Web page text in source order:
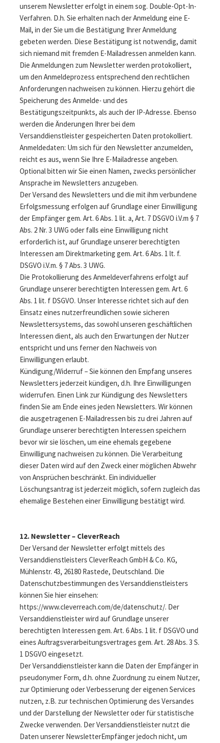
unserem Newsletter erfolgt in einem sog. Double-Opt-In-
Verfahren. D.h. Sie erhalten nach der Anmeldung eine E-
Mail, in der Sie um die Bestätigung Ihrer Anmeldung
gebeten werden. Diese Bestätigung ist notwendig, damit
sich niemand mit fremden E-Mailadressen anmelden kann.
Die Anmeldungen zum Newsletter werden protokolliert,
um den Anmeldeprozess entsprechend den rechtlichen
Anforderungen nachweisen zu können. Hierzu gehört die
Speicherung des Anmelde- und des
Bestätigungszeitpunkts, als auch der IP-Adresse. Ebenso
werden die Änderungen Ihrer bei dem
Versanddienstleister gespeicherten Daten protokolliert.
Anmeldedaten: Um sich für den Newsletter anzumelden,
reicht es aus, wenn Sie Ihre E-Mailadresse angeben.
Optional bitten wir Sie einen Namen, zwecks persönlicher
Ansprache im Newsletters anzugeben.
Der Versand des Newsletters und die mit ihm verbundene
Erfolgsmessung erfolgen auf Grundlage einer Einwilligung
der Empfänger gem. Art. 6 Abs. 1 lit. a, Art. 7 DSGVO i.V.m § 7
Abs. 2 Nr. 3 UWG oder falls eine Einwilligung nicht
erforderlich ist, auf Grundlage unserer berechtigten
Interessen am Direktmarketing gem. Art. 6 Abs. 1 lt. f.
DSGVO i.V.m. § 7 Abs. 3 UWG.
Die Protokollierung des Anmeldeverfahrens erfolgt auf
Grundlage unserer berechtigten Interessen gem. Art. 6
Abs. 1 lit. f DSGVO. Unser Interesse richtet sich auf den
Einsatz eines nutzerfreundlichen sowie sicheren
Newslettersystems, das sowohl unseren geschäftlichen
Interessen dient, als auch den Erwartungen der Nutzer
entspricht und uns ferner den Nachweis von
Einwilligungen erlaubt.
Kündigung/Widerruf – Sie können den Empfang unseres
Newsletters jederzeit kündigen, d.h. Ihre Einwilligungen
widerrufen. Einen Link zur Kündigung des Newsletters
finden Sie am Ende eines jeden Newsletters. Wir können
die ausgetragenen E-Mailadressen bis zu drei Jahren auf
Grundlage unserer berechtigten Interessen speichern
bevor wir sie löschen, um eine ehemals gegebene
Einwilligung nachweisen zu können. Die Verarbeitung
dieser Daten wird auf den Zweck einer möglichen Abwehr
von Ansprüchen beschränkt. Ein individueller
Löschungsantrag ist jederzeit möglich, sofern zugleich das
ehemalige Bestehen einer Einwilligung bestätigt wird.
12. Newsletter – CleverReach
Der Versand der Newsletter erfolgt mittels des
Versanddienstleisters CleverReach GmbH & Co. KG,
Mühlenstr. 43, 26180 Rastede, Deutschland. Die
Datenschutzbestimmungen des Versanddienstleisters
können Sie hier einsehen:
https://www.cleverreach.com/de/datenschutz/. Der
Versanddienstleister wird auf Grundlage unserer
berechtigten Interessen gem. Art. 6 Abs. 1 lit. f DSGVO und
eines Auftragsverarbeitungsvertrages gem. Art. 28 Abs. 3 S.
1 DSGVO eingesetzt.
Der Versanddienstleister kann die Daten der Empfänger in
pseudonymer Form, d.h. ohne Zuordnung zu einem Nutzer,
zur Optimierung oder Verbesserung der eigenen Services
nutzen, z.B. zur technischen Optimierung des Versandes
und der Darstellung der Newsletter oder für statistische
Zwecke verwenden. Der Versanddienstleister nutzt die
Daten unserer NewsletterEmpfänger jedoch nicht, um